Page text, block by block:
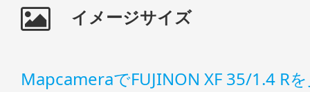
イメージサイズ
MapcameraでFUJINON XF 35/1.4 R